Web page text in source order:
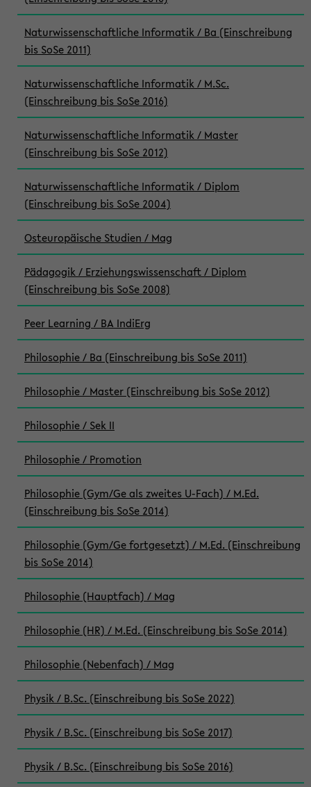
Naturwissenschaftliche Informatik / Ba (Einschreibung
bis SoSe 2011)
Naturwissenschaftliche Informatik / M.Sc.
(Einschreibung bis SoSe 2016)
Naturwissenschaftliche Informatik / Master
(Einschreibung bis SoSe 2012)
Naturwissenschaftliche Informatik / Diplom
(Einschreibung bis SoSe 2004)
Osteuropäische Studien / Mag
Pädagogik / Erziehungswissenschaft / Diplom
(Einschreibung bis SoSe 2008)
Peer Learning / BA IndiErg
Philosophie / Ba (Einschreibung bis SoSe 2011)
Philosophie / Master (Einschreibung bis SoSe 2012)
Philosophie / Sek II
Philosophie / Promotion
Philosophie (Gym/Ge als zweites U-Fach) / M.Ed.
(Einschreibung bis SoSe 2014)
Philosophie (Gym/Ge fortgesetzt) / M.Ed. (Einschreibung
bis SoSe 2014)
Philosophie (Hauptfach) / Mag
Philosophie (HR) / M.Ed. (Einschreibung bis SoSe 2014)
Philosophie (Nebenfach) / Mag
Physik / B.Sc. (Einschreibung bis SoSe 2022)
Physik / B.Sc. (Einschreibung bis SoSe 2017)
Physik / B.Sc. (Einschreibung bis SoSe 2016)